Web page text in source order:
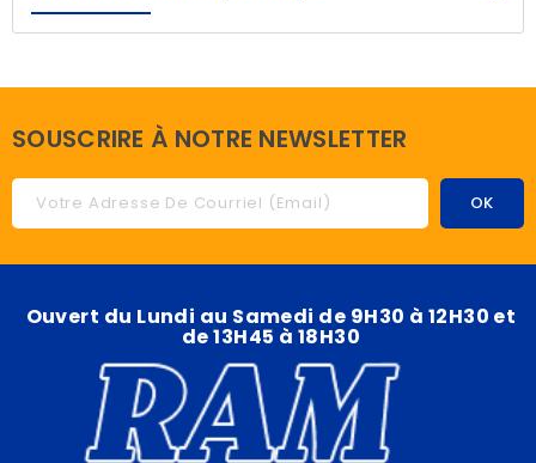
SOUSCRIRE À NOTRE NEWSLETTER
Ouvert du Lundi au Samedi de 9H30 à 12H30 et
de 13H45 à 18H30